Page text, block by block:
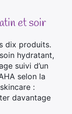
et soir
dix produits.
hydratant,
suivi d’un
selon la
:
davantage